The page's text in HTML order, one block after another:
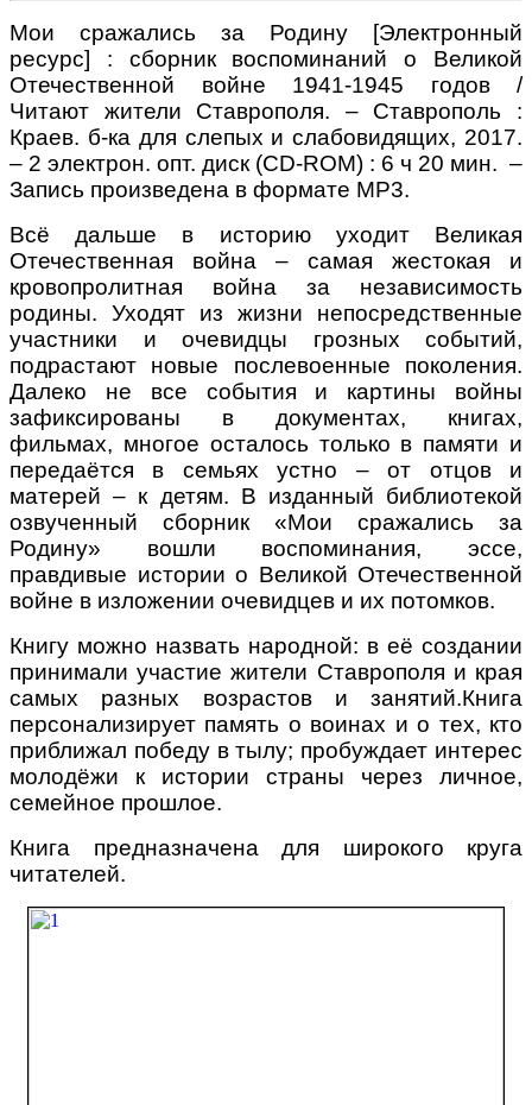
Мои сражались за Родину [Электронный
ресурс] : сборник воспоминаний о Великой
Отечественной войне 1941-1945 годов /
Читают жители Ставрополя. – Ставрополь :
Краев. б-ка для слепых и слабовидящих, 2017.
– 2 электрон. опт. диск (CD-ROM) : 6 ч 20 мин. –
Запись произведена в формате МР3.
Всё дальше в историю уходит Великая
Отечественная война – самая жестокая и
кровопролитная война за независимость
родины. Уходят из жизни непосредственные
участники и очевидцы грозных событий,
подрастают новые послевоенные поколения.
Далеко не все события и картины войны
зафиксированы в документах, книгах,
фильмах, многое осталось только в памяти и
передаётся в семьях устно – от отцов и
матерей – к детям. В изданный библиотекой
озвученный сборник «Мои сражались за
Родину» вошли воспоминания, эссе,
правдивые истории о Великой Отечественной
войне в изложении очевидцев и их потомков.
Книгу можно назвать народной: в её создании
принимали участие жители Ставрополя и края
самых разных возрастов и занятий.Книга
персонализирует память о воинах и о тех, кто
приближал победу в тылу; пробуждает интерес
молодёжи к истории страны через личное,
семейное прошлое.
Книга предназначена для широкого круга
читателей.